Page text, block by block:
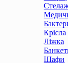
Крісла
Ліжка
Шафи